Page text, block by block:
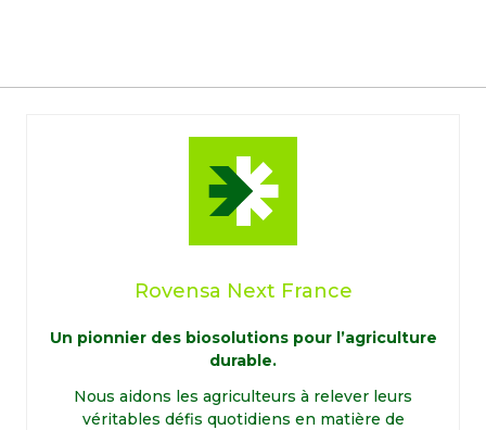
Rovensa Next France
Un pionnier des biosolutions pour l’agriculture
durable.
Nous aidons les agriculteurs à relever leurs
véritables défis quotidiens en matière de